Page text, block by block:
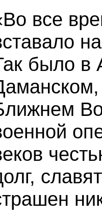
все
было в